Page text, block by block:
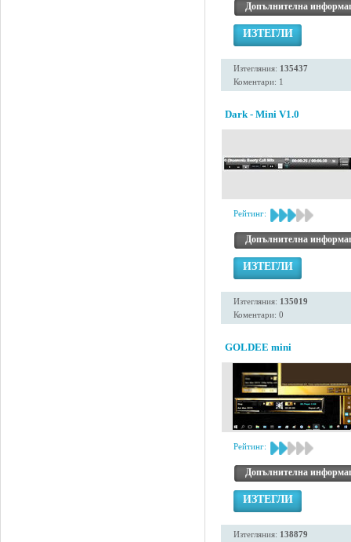
Допълнителна
ИЗТЕГЛИ
Изтегляния: 135437
Коментари: 1
Dark - Mini V1.0
Рейтинг:
Допълнителна
ИЗТЕГЛИ
Изтегляния: 135019
Коментари: 0
GOLDEE mini
Рейтинг:
Допълнителна
ИЗТЕГЛИ
Изтегляния: 138879